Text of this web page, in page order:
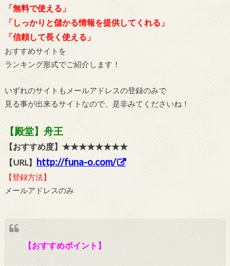
「無料で使える」
「しっかりと儲かる情報を提供してくれる」
「信頼して長く使える」
おすすめサイトを
ランキング形式でご紹介します！
いずれのサイトもメールアドレスの登録のみで
見る事が出来るサイトなので、是非みてくださいね！
【殿堂】舟王
【おすすめ度】★★★★★★★★
【URL】 http://funa-o.com/
【登録方法】
メールアドレスのみ
【おすすめポイント】